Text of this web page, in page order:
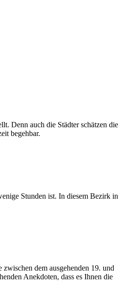
Denn auch die Städter schätzen die
begehbar.
Stunden ist. In diesem Bezirk in
zwischen dem ausgehenden 19. und
Anekdoten, dass es Ihnen die